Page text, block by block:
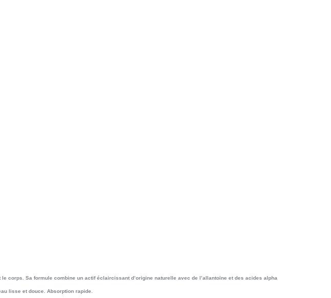
corps. Sa formule combine un actif éclaircissant d’origine naturelle avec de l’allantoïne et des acides alpha
lisse et douce. Absorption rapide.